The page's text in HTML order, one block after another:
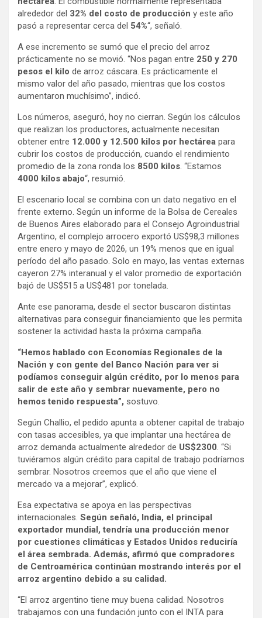
alrededor del 32% del costo de producción y este año
pasó a representar cerca del 54%“, señaló.
A ese incremento se sumó que el precio del arroz
prácticamente no se movió. “Nos pagan entre 250 y 270
pesos el kilo de arroz cáscara. Es prácticamente el
mismo valor del año pasado, mientras que los costos
aumentaron muchísimo”, indicó.
Los números, aseguró, hoy no cierran. Según los cálculos
que realizan los productores, actualmente necesitan
obtener entre 12.000 y 12.500 kilos por hectárea para
cubrir los costos de producción, cuando el rendimiento
promedio de la zona ronda los 8500 kilos. “Estamos
4000 kilos abajo“, resumió.
El escenario local se combina con un dato negativo en el
frente externo. Según un informe de la Bolsa de Cereales
de Buenos Aires elaborado para el Consejo Agroindustrial
Argentino, el complejo arrocero exportó US$98,3 millones
entre enero y mayo de 2026, un 19% menos que en igual
período del año pasado. Solo en mayo, las ventas externas
cayeron 27% interanual y el valor promedio de exportación
bajó de US$515 a US$481 por tonelada.
Ante ese panorama, desde el sector buscaron distintas
alternativas para conseguir financiamiento que les permita
sostener la actividad hasta la próxima campaña.
“Hemos hablado con Economías Regionales de la
Nación y con gente del Banco Nación para ver si
podíamos conseguir algún crédito, por lo menos para
salir de este año y sembrar nuevamente, pero no
hemos tenido respuesta”, sostuvo.
Según Challio, el pedido apunta a obtener capital de trabajo
con tasas accesibles, ya que implantar una hectárea de
arroz demanda actualmente alrededor de US$2300. “Si
tuviéramos algún crédito para capital de trabajo podríamos
sembrar. Nosotros creemos que el año que viene el
mercado va a mejorar”, explicó.
Esa expectativa se apoya en las perspectivas
internacionales. Según señaló, India, el principal
exportador mundial, tendría una producción menor
por cuestiones climáticas y Estados Unidos reduciría
el área sembrada. Además, afirmó que compradores
de Centroamérica continúan mostrando interés por el
arroz argentino debido a su calidad.
“El arroz argentino tiene muy buena calidad. Nosotros
trabajamos con una fundación junto con el INTA para